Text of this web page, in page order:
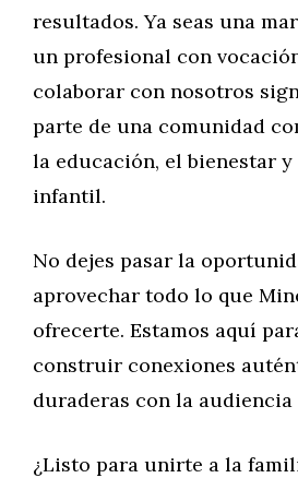
resultados. Ya seas una
un profesional con
colaborar con nosotros
parte de una comunidad
la educación, el bienestar
infantil.
No dejes pasar la
aprovechar todo lo que
ofrecerte. Estamos aquí
construir conexiones
duraderas con la
¿Listo para unirte a la